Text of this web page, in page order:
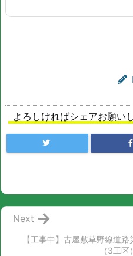
よろしければシェアお願い
【工事中】古屋敷草野線道
（3工区
Next